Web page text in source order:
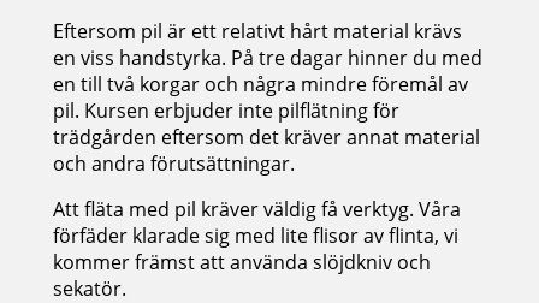
Eftersom pil är ett relativt hårt material krävs
en viss handstyrka. På tre dagar hinner du med
en till två korgar och några mindre föremål av
pil. Kursen erbjuder inte pilflätning för
trädgården eftersom det kräver annat material
och andra förutsättningar.
Att fläta med pil kräver väldig få verktyg. Våra
förfäder klarade sig med lite flisor av flinta, vi
kommer främst att använda slöjdkniv och
sekatör.